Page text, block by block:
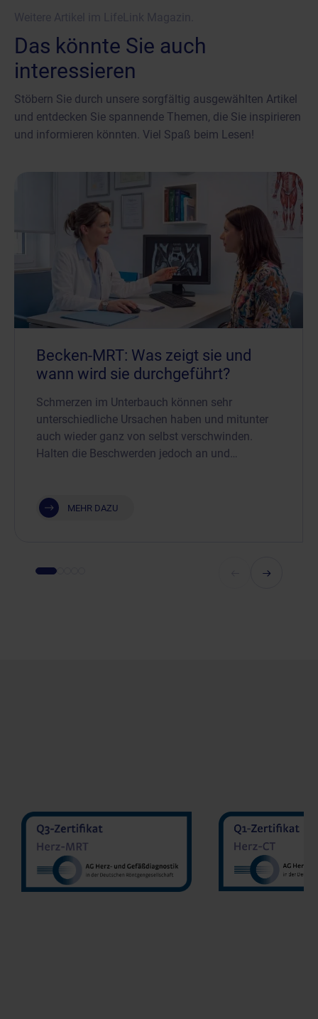
Das könnte Sie auch
interessieren
Stöbern Sie durch unsere sorgfältig ausgewählten Artikel
und entdecken Sie spannende Themen, die Sie inspirieren
und informieren könnten. Viel Spaß beim Lesen!
Becken-MRT: Was zeigt sie und
wann wird sie durchgeführt?
Schmerzen im Unterbauch können sehr
unterschiedliche Ursachen haben und mitunter
auch wieder ganz von selbst verschwinden.
Halten die Beschwerden jedoch an und…
MEHR DAZU
MVZ Radiologie Darmstadt
Prof. Dr. Oliver Mohrs
MVZ
Sakher
MVZ Radnet